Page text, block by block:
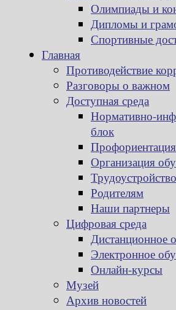
Олимпиады и
Дипломы и
Спортивные
Главная
Противодействие
Разговоры о важном
Доступная среда
Нормативно-
блок
Профориентация
Организация
Трудоустройство
Родителям
Наши партнеры
Цифровая среда
Дистанционное
Электронное
Онлайн-курсы
Музей
Архив новостей